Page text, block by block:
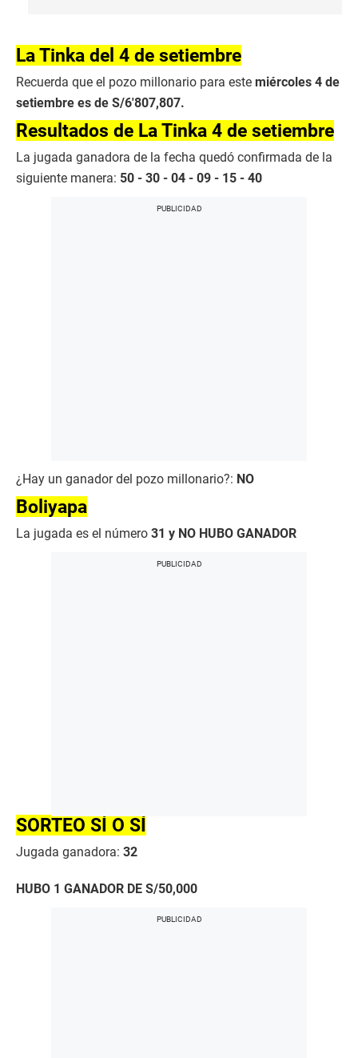
La Tinka del 4 de setiembre
Recuerda que el pozo millonario para este miércoles 4 de
setiembre es de S/6′807,807.
Resultados de La Tinka 4 de setiembre
La jugada ganadora de la fecha quedó confirmada de la
siguiente manera: 50 - 30 - 04 - 09 - 15 - 40
¿Hay un ganador del pozo millonario?: NO
Boliyapa
La jugada es el número 31 y NO HUBO GANADOR
SORTEO SÍ O SÍ
Jugada ganadora: 32
HUBO 1 GANADOR DE S/50,000